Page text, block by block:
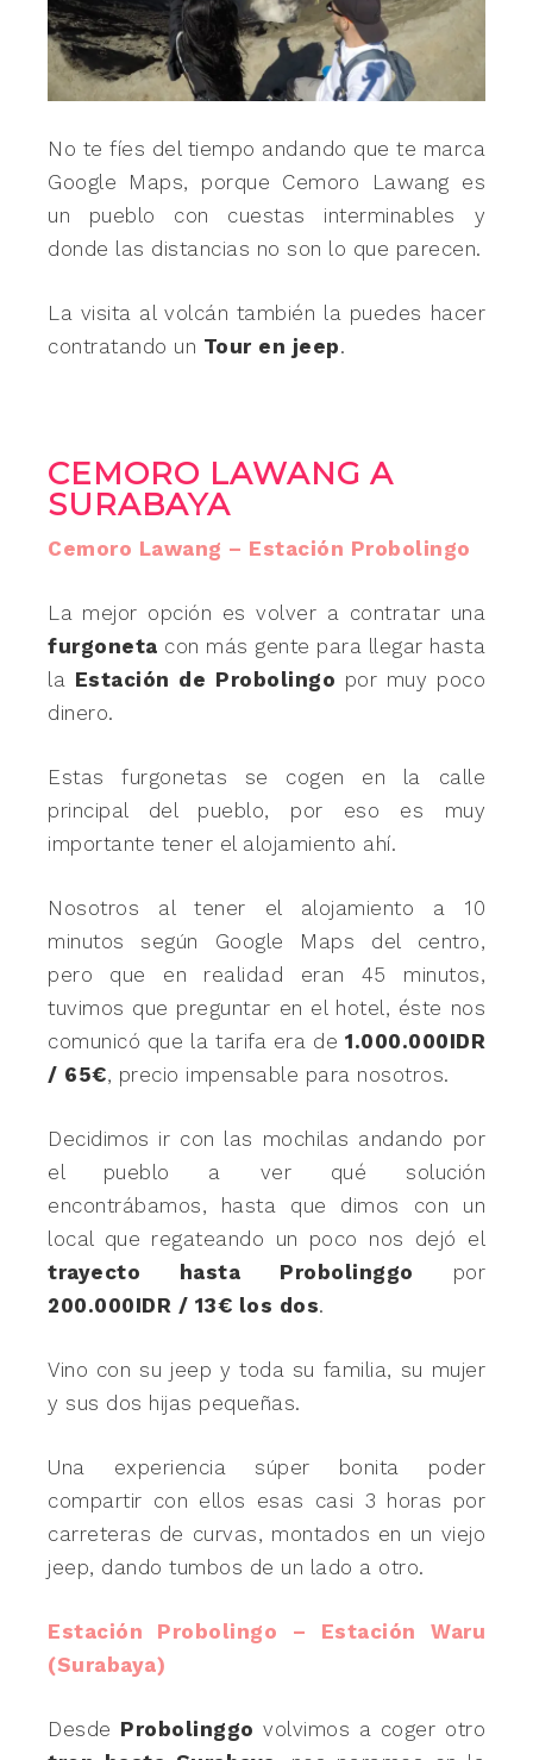
No te fíes del tiempo andando que te marca
Google Maps, porque Cemoro Lawang es
un pueblo con cuestas interminables y
donde las distancias no son lo que parecen.
La visita al volcán también la puedes hacer
contratando un Tour en jeep.
CEMORO LAWANG A
SURABAYA
Cemoro Lawang – Estación Probolingo
La mejor opción es volver a contratar una
furgoneta con más gente para llegar hasta
la Estación de Probolingo por muy poco
dinero.
Estas furgonetas se cogen en la calle
principal del pueblo, por eso es muy
importante tener el alojamiento ahí.
Nosotros al tener el alojamiento a 10
minutos según Google Maps del centro,
pero que en realidad eran 45 minutos,
tuvimos que preguntar en el hotel, éste nos
comunicó que la tarifa era de 1.000.000IDR
/ 65€, precio impensable para nosotros.
Decidimos ir con las mochilas andando por
el pueblo a ver qué solución
encontrábamos, hasta que dimos con un
local que regateando un poco nos dejó el
trayecto hasta Probolinggo por
200.000IDR / 13€ los dos.
Vino con su jeep y toda su familia, su mujer
y sus dos hijas pequeñas.
Una experiencia súper bonita poder
compartir con ellos esas casi 3 horas por
carreteras de curvas, montados en un viejo
jeep, dando tumbos de un lado a otro.
Estación Probolingo – Estación Waru
(Surabaya)
Desde Probolinggo volvimos a coger otro